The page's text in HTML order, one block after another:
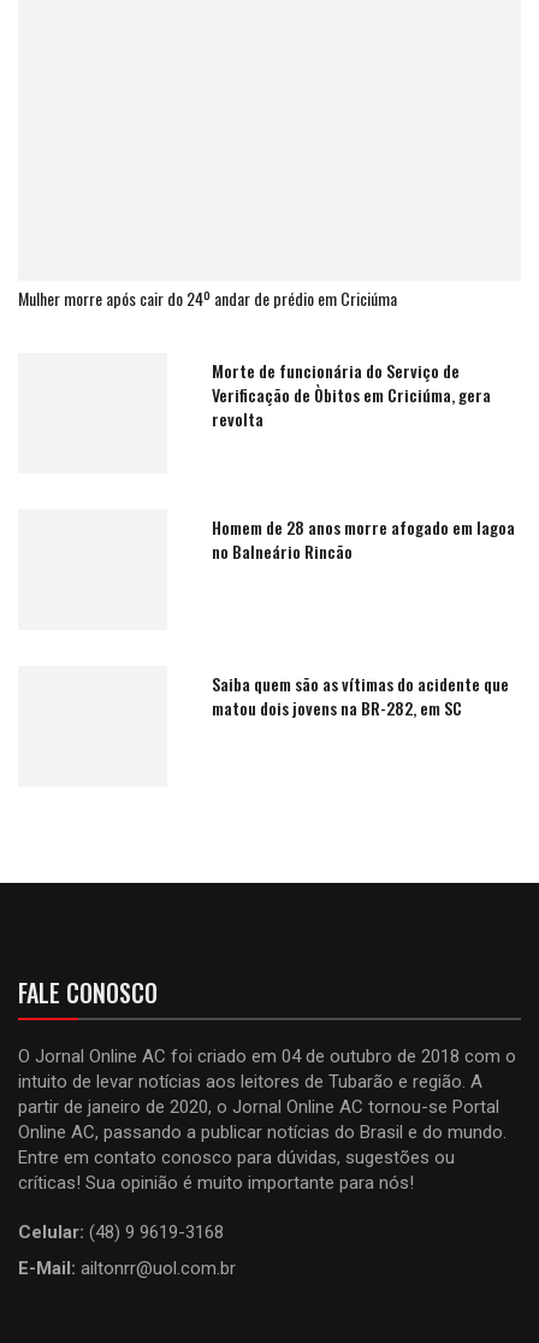
Mulher morre após cair do 24º andar de prédio em Criciúma
Morte de funcionária do Serviço de
Verificação de Òbitos em Criciúma, gera
revolta
Homem de 28 anos morre afogado em lagoa
no Balneário Rincão
Saiba quem são as vítimas do acidente que
matou dois jovens na BR-282, em SC
FALE CONOSCO
O Jornal Online AC foi criado em 04 de outubro de 2018 com o
intuito de levar notícias aos leitores de Tubarão e região. A
partir de janeiro de 2020, o Jornal Online AC tornou-se Portal
Online AC, passando a publicar notícias do Brasil e do mundo.
Entre em contato conosco para dúvidas, sugestões ou
críticas! Sua opinião é muito importante para nós!
Celular: (48) 9 9619-3168
E-Mail: ailtonrr@uol.com.br